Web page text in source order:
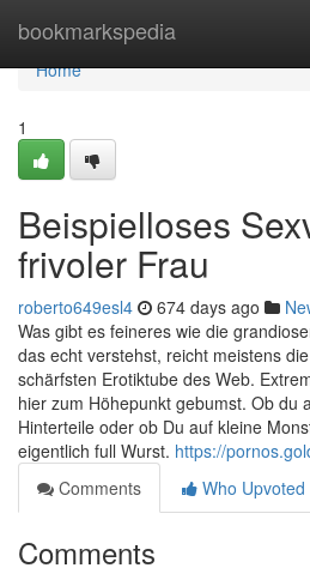
bookmarkspedia
Home
Home
1
Beispielloses
frivoler Frau
roberto649esl4 674 days ago
Was gibt es feineres wie die
das echt verstehst, reicht meistens
schärfsten Erotiktube des Web.
hier zum Höhepunkt gebumst. Ob du
Hinterteile oder ob Du auf kleine
eigentlich full Wurst. https://
Comments
Who Upvoted
Comments